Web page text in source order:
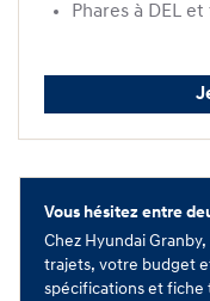
Phares à DEL
Vous hésitez entre
Chez Hyundai
trajets, votre budget
spécifications et fiche